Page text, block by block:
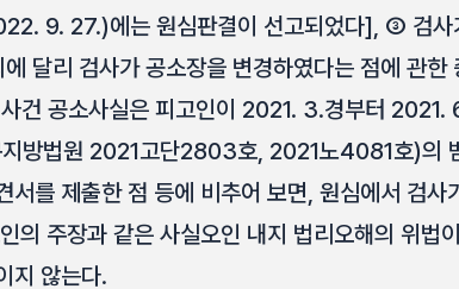
9. 27.)에는 원심판결이 선고되었다], ③ 검사
달리 검사가 공소장을 변경하였다는 점에 관
건 공소사실은 피고인이 2021. 3.경부터 2021.
방법원 2021고단2803호, 2021노4081호)의
서를 제출한 점 등에 비추어 보면, 원심에서 검사
의 주장과 같은 사실오인 내지 법리오해의 위법
지 않는다.